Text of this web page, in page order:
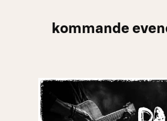
kommande